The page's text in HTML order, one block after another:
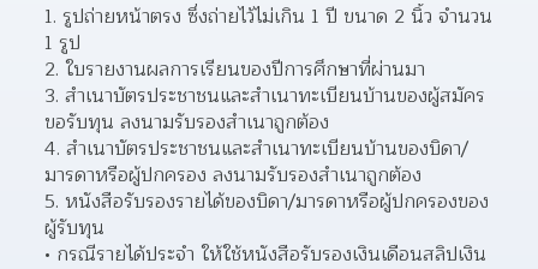
รูปถ่ายหน้าตรง ซึ่งถ่ายไว้ไม่เกิน 1 ปี ขนาด 2 นิ้ว จำนวน
1 รูป
ใบรายงานผลการเรียนของปีการศึกษาที่ผ่านมา
สำเนาบัตรประชาชนและสำเนาทะเบียนบ้านของผู้สมัคร
ขอรับทุน ลงนามรับรองสำเนาถูกต้อง
สำเนาบัตรประชาชนและสำเนาทะเบียนบ้านของบิดา/
มารดาหรือผู้ปกครอง ลงนามรับรองสำเนาถูกต้อง
หนังสือรับรองรายได้ของบิดา/มารดาหรือผู้ปกครองของ
ผู้รับทุน
กรณีรายได้ประจำ ให้ใช้หนังสือรับรองเงินเดือนสลิปเงิน